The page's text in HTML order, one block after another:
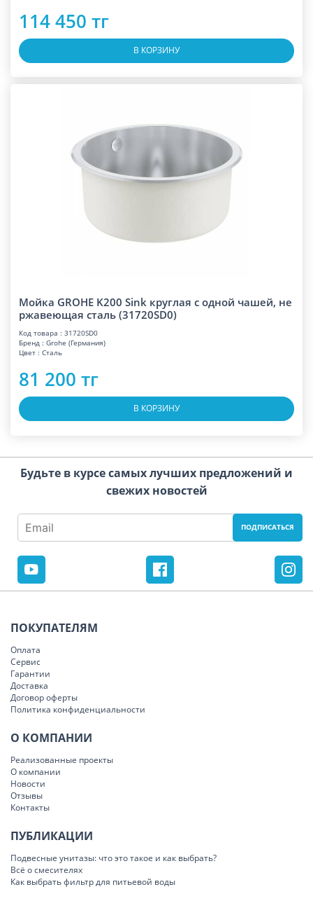
114 450 тг
В КОРЗИНУ
Мойка GROHE K200 Sink круглая с одной чашей, не
ржавеющая сталь (31720SD0)
Код товара : 31720SD0
Бренд : Grohe (Германия)
Цвет : Сталь
81 200 тг
В КОРЗИНУ
Будьте в курсе самых лучших предложений и
свежих новостей
ПОКУПАТЕЛЯМ
Оплата
Сервис
Гарантии
Доставка
Договор оферты
Политика конфиденциальности
О КОМПАНИИ
Реализованные проекты
О компании
Новости
Отзывы
Контакты
ПУБЛИКАЦИИ
Подвесные унитазы: что это такое и как выбрать?
Всё о смесителях
Как выбрать фильтр для питьевой воды